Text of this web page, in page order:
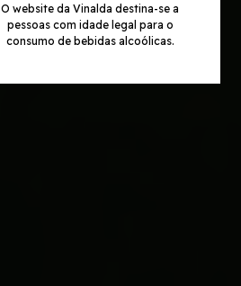
O website da Vinalda destina-se a
pessoas com idade legal para o
consumo de bebidas alcoólicas.